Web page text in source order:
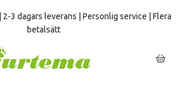
3 dagars leverans | Personlig service | Flera
betalsätt